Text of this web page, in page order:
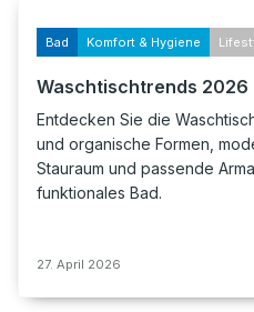
Bad Komfort & Hygiene
Waschtischtrends 2026
Entdecken Sie die
und organische Formen,
Stauraum und passende
funktionales Bad.
27. April 2026